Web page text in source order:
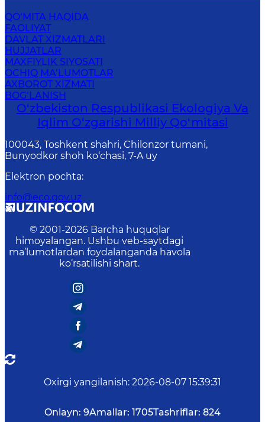
QO‘MITA HAQIDA
FAOLIYAT
DAVLAT XIZMATLARI
HUJJATLAR
MAXFIYLIK SIYOSATI
OCHIQ MA’LUMOTLAR
AXBOROT XIZMATI
BOG‘LANISH
O‘zbekiston Respublikasi Ekologiya Va
Iqlim O‘zgarishi Milliy Qo‘mitasi
100043, Toshkent shahri, Chilonzor tumani,
Bunyodkor shoh ko‘chasi, 7-A uy
Elektron pochta:
info@eco.gov.uz
© 2001-2026 Barcha huquqlar
himoyalangan. Ushbu veb-saytdagi
ma’lumotlardan foydalanganda havola
ko‘rsatilishi shart.
Oxirgi yangilanish: 2026-08-07 15:39:31
Onlayn: 9Amallar: 1705Tashriflar: 824